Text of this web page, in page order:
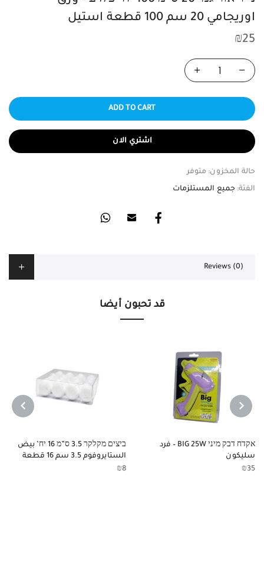
اوريجامي 20 سم 100 قطعة استيل
₪25
ADD TO CART
اشتري الان
حالة المخزون: متوفر
الفئة: جميع المستلزمات
Reviews (0)
قد تحبون أيضا
אקדח דבק מיני BIG 25W – فرد
سليكون
₪35
ביצים מקלקר 3.5 ס”מ 16 יח’ بيض
الستايروفوم 3.5 سم 16 قطعة
₪8